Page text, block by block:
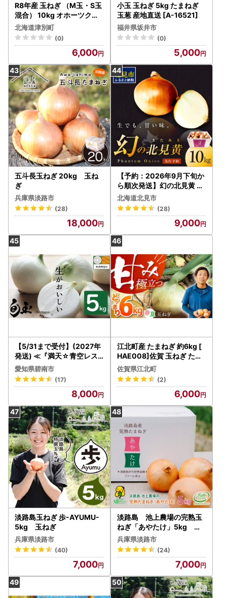
R8年産 玉ねぎ （M玉・S玉
混合） 10kg オホーツクコ
ロポックル | 北海道津別町
北海道津別町
(0)
6,000
小玉 玉ねぎ 5kg たまねぎ
玉葱 産地直送 [A-16521]
福井県坂井市
(0)
5,000
五斗長玉ねぎ 20kg 玉ね
ぎ
兵庫県淡路市
(28)
18,000
【予約：2026年9月下旬か
ら順次発送】幻の北見黄 北
海道北見産 10kg ( 野菜 た
まねぎ 玉ねぎ タマネギ Lサ
イズ 10キロ 詰合せ )【002
北海道北見市
(28)
9,000
【5/31まで受付】(2027年
発送) ≪『満天☆青空レス
トラン』で紹介されました
！≫新玉ねぎ 生がおいしい
神重農産のブランド玉ねぎ
「旬玉」5㎏ ブランド玉ね
ぎ 玉ねぎ 国産 愛知県産 野
菜 やさい 農家直送 畑直送
旬 期間限定 たまねぎ 旬 特
産 高評価 高リピート 人気 H
105-220
愛知県碧南市
(17)
8,000
江北町産 たまねぎ 約6kg [
HAE008]佐賀 玉ねぎ たま
ねぎ
佐賀県江北町
(2)
6,000
淡路島玉ねぎ 歩-AYUMU-
5kg 玉ねぎ
兵庫県淡路市
(40)
7,000
淡路島 池上農場の完熟玉
ねぎ「あやたけ」5kg 玉
ねぎ
兵庫県淡路市
(24)
7,000